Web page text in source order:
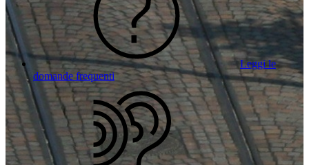
Leggi le
domande frequenti